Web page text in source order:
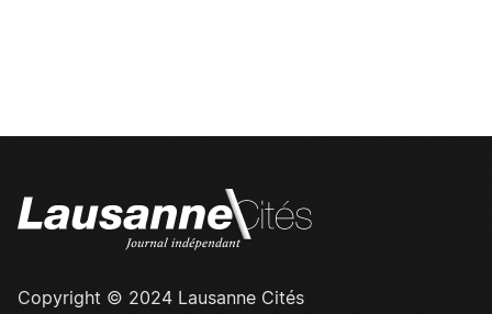
Copyright © 2024 Lausanne Cités